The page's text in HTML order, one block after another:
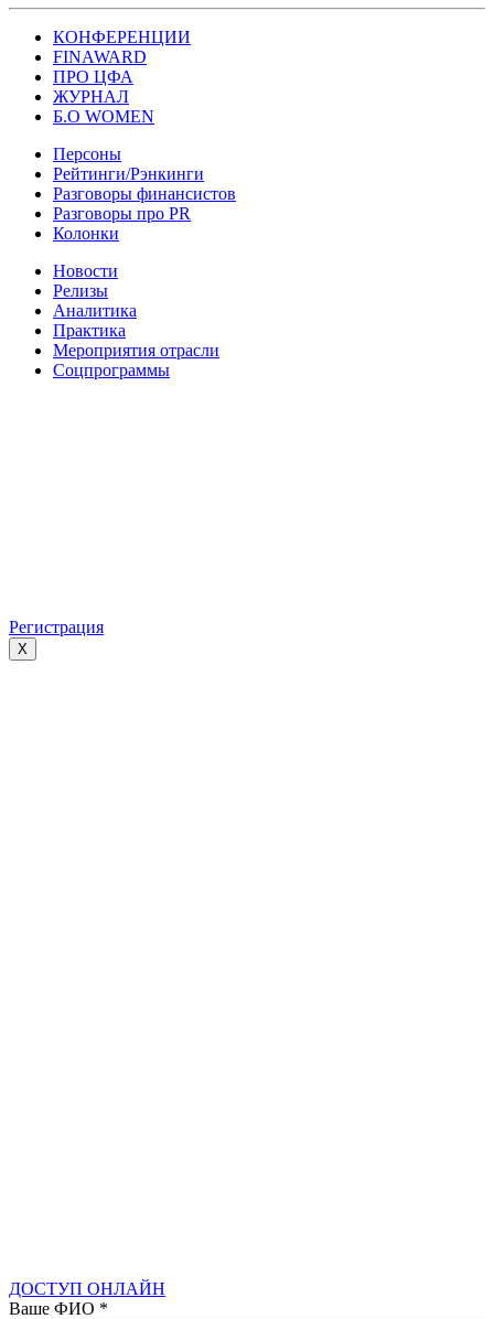
КОНФЕРЕНЦИИ
FINAWARD
ПРО ЦФА
ЖУРНАЛ
Б.О WOMEN
Персоны
Рейтинги/Рэнкинги
Разговоры финансистов
Разговоры про PR
Колонки
Новости
Релизы
Аналитика
Практика
Мероприятия отрасли
Соцпрограммы
Регистрация
X
ДОСТУП ОНЛАЙН
Ваше ФИО *